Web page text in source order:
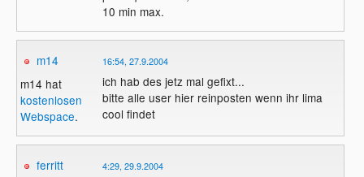
10 min max.
m14
m14 hat
kostenlosen
Webspace.
16:54, 27.9.2004
ich hab des jetz mal gefixt...
bitte alle user hier reinposten wenn ihr lima
cool findet
ferritt
4:29, 29.9.2004